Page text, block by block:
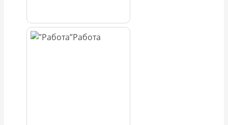
Работа